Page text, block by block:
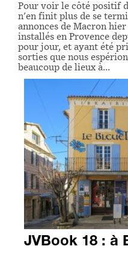
Pour voir le côté positif
n'en finit plus de se
annonces de Macron
installés en Provence
pour jour, et ayant été
sorties que nous
beaucoup de lieux à…
JVBook 18 : à